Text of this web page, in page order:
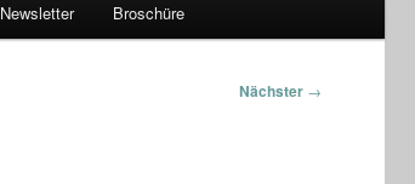
Newsletter Broschüre
Nächster →